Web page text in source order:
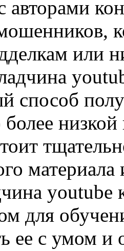
авторами
или
способ
более
для
ее с умом